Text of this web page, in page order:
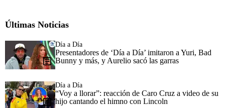
Últimas Noticias
Día a Día
Presentadores de ‘Día a Día’ imitaron a Yuri, Bad
Bunny y más, y Aurelio sacó las garras
Día a Día
“Voy a llorar”: reacción de Caro Cruz a video de su
hijo cantando el himno con Lincoln